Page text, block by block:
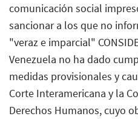
comunicación social
sancionar a los que no
"veraz e imparcial"
Venezuela no ha dado
medidas provisionales y
Corte Interamericana y la
Derechos Humanos, cuyo